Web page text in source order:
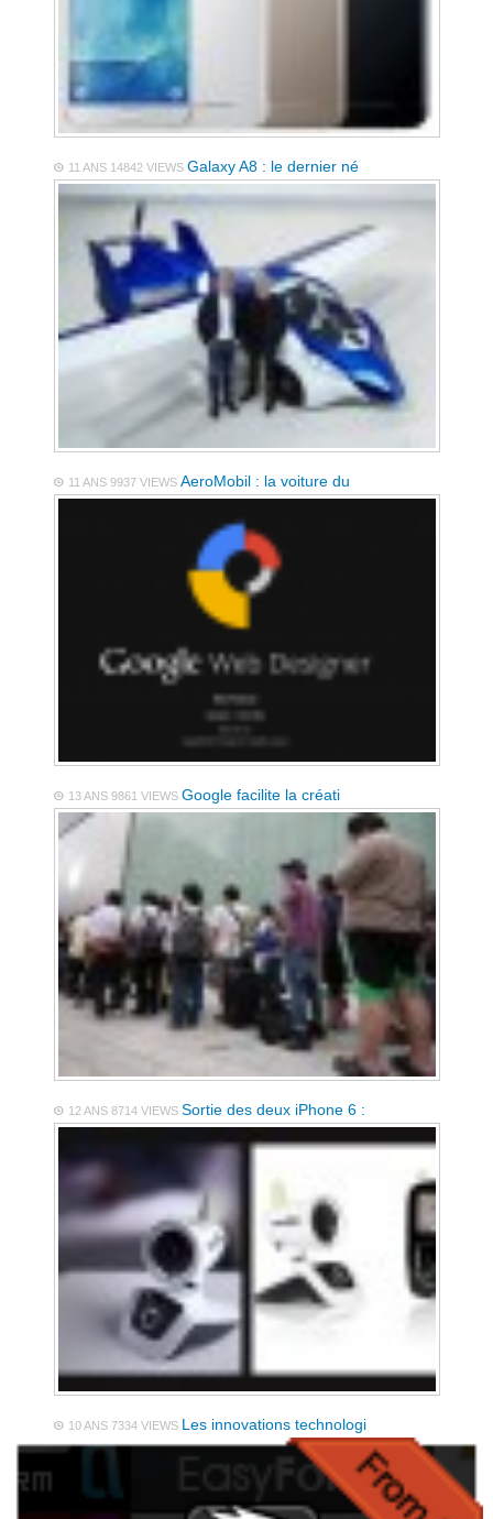
11 ANS 14842 VIEWSGalaxy A8 : le dernier né
11 ANS9937 VIEWSAeroMobil : la voiture du
13 ANS9861 VIEWSGoogle facilite la créati
12 ANS8714 VIEWSSortie des deux iPhone 6 :
10 ANS7334 VIEWS Les innovations technologi